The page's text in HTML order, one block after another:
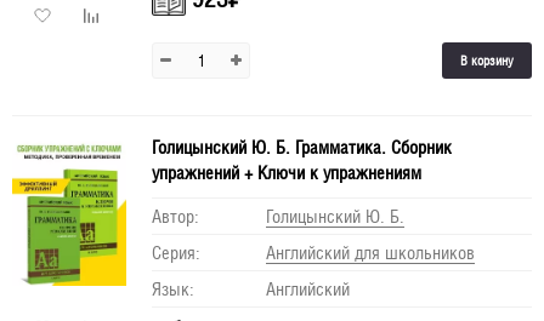
В корзину
Голицынский Ю. Б. Грамматика. Сборник
упражнений + Ключи к упражнениям
Автор:
Голицынский Ю. Б.
Серия:
Английский для школьников
Язык:
Английский